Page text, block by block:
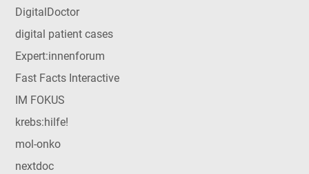
DigitalDoctor
digital patient cases
Expert:innenforum
Fast Facts Interactive
IM FOKUS
krebs:hilfe!
mol-onko
nextdoc